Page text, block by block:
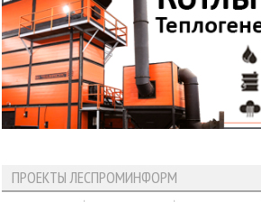
ПРОЕКТЫ ЛЕСПРОМИНФОРМ